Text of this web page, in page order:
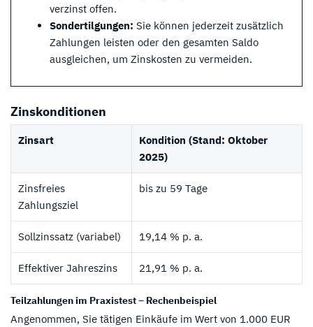
verzinst offen.
Sondertilgungen: Sie können jederzeit zusätzlich
Zahlungen leisten oder den gesamten Saldo
ausgleichen, um Zinskosten zu vermeiden.
Zinskonditionen
Zinsart
Kondition (Stand: Oktober
2025)
Zinsfreies
Zahlungsziel
bis zu 59 Tage
Sollzinssatz (variabel) 19,14 % p. a.
Effektiver Jahreszins 21,91 % p. a.
Teilzahlungen im Praxistest – Rechenbeispiel
Angenommen, Sie tätigen Einkäufe im Wert von 1.000 EUR